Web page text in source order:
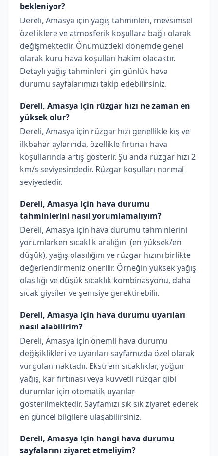
bekleniyor?
Dereli, Amasya için yağış tahminleri, mevsimsel
özelliklere ve atmosferik koşullara bağlı olarak
değişmektedir. Önümüzdeki dönemde genel
olarak kuru hava koşulları hakim olacaktır.
Detaylı yağış tahminleri için günlük hava
durumu sayfalarımızı takip edebilirsiniz.
Dereli, Amasya için rüzgar hızı ne zaman en
yüksek olur?
Dereli, Amasya için rüzgar hızı genellikle kış ve
ilkbahar aylarında, özellikle fırtınalı hava
koşullarında artış gösterir. Şu anda rüzgar hızı 2
km/s seviyesindedir. Rüzgar koşulları normal
seviyededir.
Dereli, Amasya için hava durumu
tahminlerini nasıl yorumlamalıyım?
Dereli, Amasya için hava durumu tahminlerini
yorumlarken sıcaklık aralığını (en yüksek/en
düşük), yağış olasılığını ve rüzgar hızını birlikte
değerlendirmeniz önerilir. Örneğin yüksek yağış
olasılığı ve düşük sıcaklık kombinasyonu, daha
sıcak giysiler ve şemsiye gerektirebilir.
Dereli, Amasya için hava durumu uyarıları
nasıl alabilirim?
Dereli, Amasya için önemli hava durumu
değişiklikleri ve uyarıları sayfamızda özel olarak
vurgulanmaktadır. Ekstrem sıcaklıklar, yoğun
yağış, kar fırtınası veya kuvvetli rüzgar gibi
durumlar için otomatik uyarılar
gösterilmektedir. Sayfamızı sık sık ziyaret ederek
en güncel bilgilere ulaşabilirsiniz.
Dereli, Amasya için hangi hava durumu
sayfalarını ziyaret etmeliyim?